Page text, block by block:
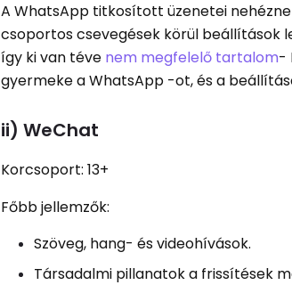
A WhatsApp titkosított üzenetei
csoportos csevegések körül beállítások
így ki van téve nem megfelelő tartalom-
gyermeke a WhatsApp -ot, és a
ii) WeChat
Korcsoport: 13+
Főbb jellemzők:
Szöveg, hang- és videohívások.
Társadalmi pillanatok a frissítések